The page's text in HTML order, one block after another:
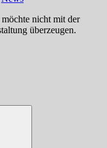
nicht mit der
überzeugen.